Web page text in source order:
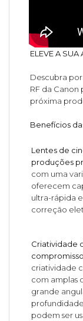
ELEVE A SUA
Descubra
RF da
próxima
Benefícios
Lentes de
produções
com uma
oferecem
ultra-rápida
correção
Criatividade
criatividade
com amplas
grande
podem ser